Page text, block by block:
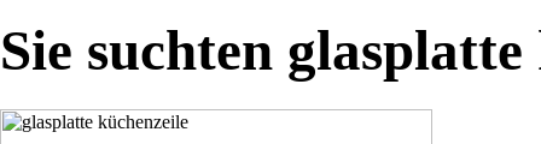
Sie suchten